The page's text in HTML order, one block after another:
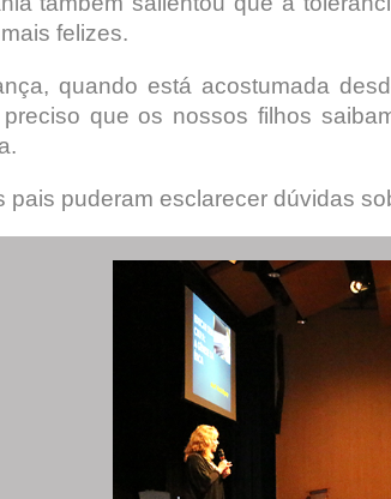
felizes.
quando está acostumada
preciso que os nossos filhos
pais puderam esclarecer dúvidas